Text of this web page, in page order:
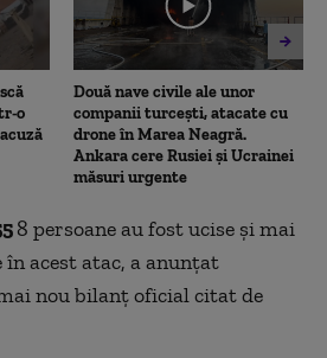
o
Două nave civile ale unor
companii turcești, atacate cu
drone în Marea Neagră.
Ankara cere Rusiei și Ucrainei
măsuri urgente
8 persoane au fost ucise și mai
acest atac, a anunțat
nou bilanț oficial citat de